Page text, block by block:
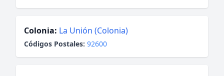
Colonia: La Unión (Colonia)
Códigos Postales: 92600